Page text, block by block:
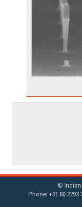
© Indian
Phone: +91 80 2293